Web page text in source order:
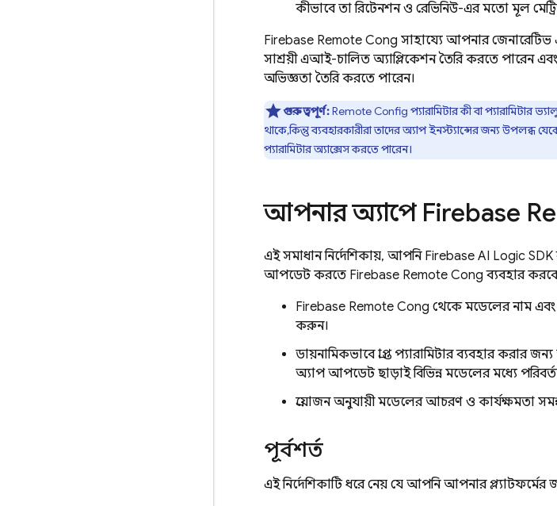
কীভাবে তা রিটেনশন ও রেভিনিউ-এর মতো মূল
Firebase Remote Config সাহায্যে আপনার
সাশ্রয়ী এআই-চালিত অ্যাপ্লিকেশন তৈরি করতে পারেন
অভিজ্ঞতা তৈরি করতে পারেন।
গুরুত্বপূর্ণ:Remote Config প্যারামিটার কী বা প্যারামিটার
থাকে, কিন্তু ব্যবহারকারীরা তাদের অ্যাপ ইনস্ট্যান্সের জন্য উপলব্ধ
প্যারামিটার অ্যাক্সেস করতে পারেন।
আপনার অ্যাপে Firebase
এই সমাধান নির্দেশিকায়, আপনি Firebase AI Logic SDK
আপডেট করতে Firebase Remote Config ব্যবহার
Firebase Remote Config থেকে মডেলের নাম এবং
করুন।
ডায়নামিকভাবে প্রাপ্ত প্যারামিটার ব্যবহার করার
অ্যাপ আপডেট ছাড়াই বিভিন্ন মডেলের মধ্যে
প্রয়োজন অনুযায়ী মডেলের আচরণ ও কার্যক্ষমতা
পূর্বশর্ত
এই নির্দেশিকাটি ধরে নেয় যে আপনি আপনার